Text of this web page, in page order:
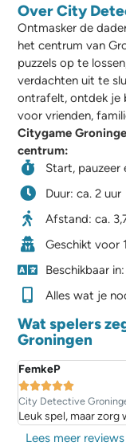
Over City
Ontmasker de
het centrum van
puzzels op te
verdachten uit te
ontrafelt, ontdek je
voor vrienden,
Citygame
centrum:
Start, pauzeer
Duur: ca. 2 uur
Afstand: ca.
Geschikt voor
Beschikbaar
Alles wat je
Wat spelers
Groningen
FemkeP

City Detective
Leuk spel, maar
Lees meer